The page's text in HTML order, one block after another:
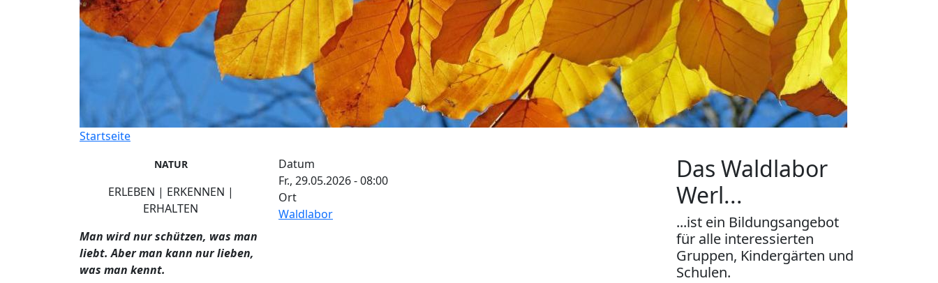
Startseite
Datum
Fr., 29.05.2026 - 08:00
Ort
Waldlabor
NATUR
ERLEBEN | ERKENNEN |
ERHALTEN
Man wird nur schützen, was man
liebt. Aber man kann nur lieben,
was man kennt.
Das Waldlabor
Werl...
...ist ein Bildungsangebot
für alle interessierten
Gruppen, Kindergärten und
Schulen.